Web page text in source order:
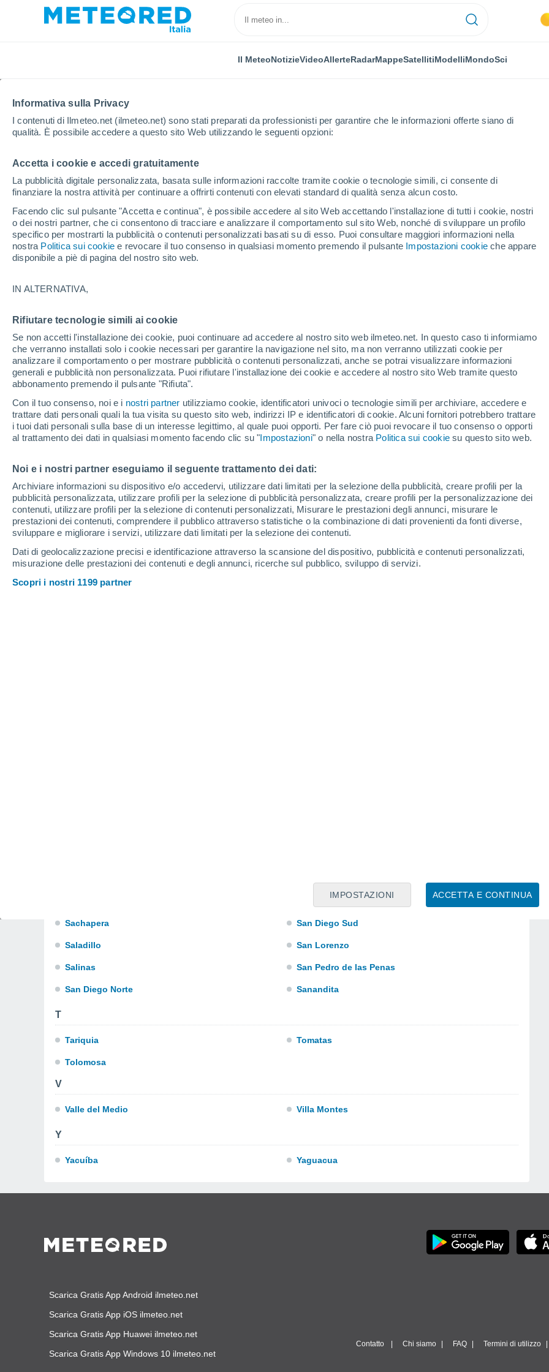
Informativa sulla Privacy
I contenuti di Ilmeteo.net (ilmeteo.net) sono stati preparati da professionisti per garantire che le informazioni offerte siano di
qualità. È possibile accedere a questo sito Web utilizzando le seguenti opzioni:
Accetta i cookie e accedi gratuitamente
La pubblicità digitale personalizzata, basata sulle informazioni raccolte tramite cookie o tecnologie simili, ci consente di
finanziare la nostra attività per continuare a offrirti contenuti con elevati standard di qualità senza alcun costo.
Facendo clic sul pulsante "Accetta e continua", è possibile accedere al sito Web accettando l'installazione di tutti i cookie, nostri
o dei nostri partner, che ci consentono di tracciare e analizzare il comportamento sul sito Web, nonché di sviluppare un profilo
specifico per mostrarti la pubblicità o contenuti personalizzati basati su di esso. Puoi consultare maggiori informazioni nella
nostra Politica sui cookie e revocare il tuo consenso in qualsiasi momento premendo il pulsante Impostazioni cookie che appare
disponibile a piè di pagina del nostro sito web.
IN ALTERNATIVA,
Rifiutare tecnologie simili ai cookie
Se non accetti l'installazione dei cookie, puoi continuare ad accedere al nostro sito web ilmeteo.net. In questo caso ti informiamo
che verranno installati solo i cookie necessari per garantire la navigazione nel sito, ma non verranno utilizzati cookie per
analizzare il comportamento o per mostrare pubblicità o contenuti personalizzati, anche se potrai visualizzare informazioni
generali e pubblicità non personalizzata. Puoi rifiutare l'installazione dei cookie e accedere al nostro sito Web tramite questo
abbonamento premendo il pulsante "Rifiuta".
Con il tuo consenso, noi e i nostri partner utilizziamo cookie, identificatori univoci o tecnologie simili per archiviare, accedere e
trattare dati personali quali la tua visita su questo sito web, indirizzi IP e identificatori di cookie. Alcuni fornitori potrebbero trattare
i tuoi dati personali sulla base di un interesse legittimo, al quale puoi opporti. Per fare ciò puoi revocare il tuo consenso o opporti
al trattamento dei dati in qualsiasi momento facendo clic su "Impostazioni" o nella nostra Politica sui cookie su questo sito web.
Noi e i nostri partner eseguiamo il seguente trattamento dei dati:
Archiviare informazioni su dispositivo e/o accedervi, utilizzare dati limitati per la selezione della pubblicità, creare profili per la
pubblicità personalizzata, utilizzare profili per la selezione di pubblicità personalizzata, creare profili per la personalizzazione dei
contenuti, utilizzare profili per la selezione di contenuti personalizzati, Misurare le prestazioni degli annunci, misurare le
prestazioni dei contenuti, comprendere il pubblico attraverso statistiche o la combinazione di dati provenienti da fonti diverse,
sviluppare e migliorare i servizi, utilizzare dati limitati per la selezione dei contenuti.
Dati di geolocalizzazione precisi e identificazione attraverso la scansione del dispositivo, pubblicità e contenuti personalizzati,
misurazione delle prestazioni dei contenuti e degli annunci, ricerche sul pubblico, sviluppo di servizi.
Scopri i nostri 1199 partner
ACCETTA E CONTINUA
IMPOSTAZIONI
Il MeteoNotizieVideoAllerteRadarMappeSatellitiModelliMondoSci
Home Bolivia Tarija Località
Il tempo in tutte le località di Tarija
Tutte le località di Tarija
A - Y
A
B
Belen
C
Calamuchita
Canasmoro
Chaguaya
Chiquiaca
E
Entre Rios
Gareca
Sachapera
Saladillo
Salinas
San Diego Norte
San Diego Sud
San Lorenzo
San Pedro de las Penas
Sanandita
T
Tariquia
Tolomosa
Tomatas
V
Valle del Medio Villa Montes
Y
Yacuíba Yaguacua
Scarica Gratis App Android ilmeteo.net
Scarica Gratis App iOS ilmeteo.net
Scarica Gratis App Huawei ilmeteo.net
Scarica Gratis App Windows 10 ilmeteo.net
Contatto Chi siamo FAQ Termini di utilizzo